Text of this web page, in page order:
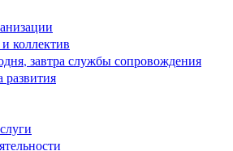
коллектив
завтра службы сопровождения